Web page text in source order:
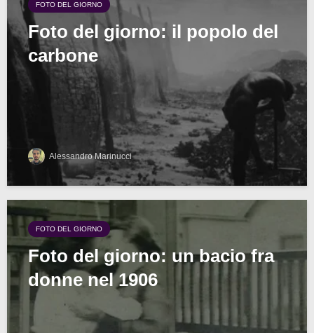
FOTO DEL GIORNO
Foto del giorno: il popolo del
carbone
Alessandro Marinucci
FOTO DEL GIORNO
Foto del giorno: un bacio fra
donne nel 1906